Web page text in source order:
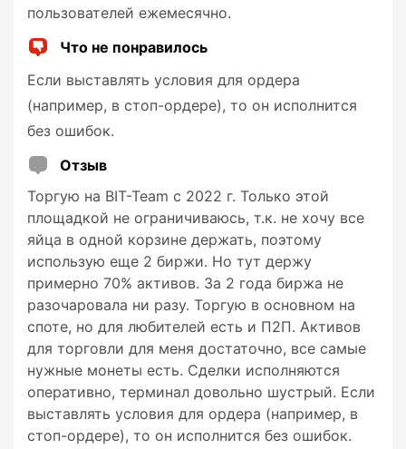
пользователей ежемесячно.
Что не понравилось
Если выставлять условия для ордера
(например, в стоп-ордере), то он исполнится
без ошибок.
Отзыв
Торгую на BIT-Team с 2022 г. Только этой
площадкой не ограничиваюсь, т.к. не хочу все
яйца в одной корзине держать, поэтому
использую еще 2 биржи. Но тут держу
примерно 70% активов. За 2 года биржа не
разочаровала ни разу. Торгую в основном на
споте, но для любителей есть и П2П. Активов
для торговли для меня достаточно, все самые
нужные монеты есть. Сделки исполняются
оперативно, терминал довольно шустрый. Если
выставлять условия для ордера (например, в
стоп-ордере), то он исполнится без ошибок.